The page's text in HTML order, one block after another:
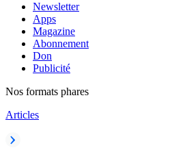
Newsletter
Apps
Magazine
Abonnement
Don
Publicité
Nos formats phares
Articles